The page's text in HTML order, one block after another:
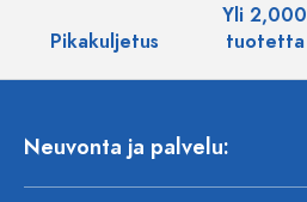
Pikakuljetus
Yli 2,000
tuotetta
Neuvonta ja palvelu: